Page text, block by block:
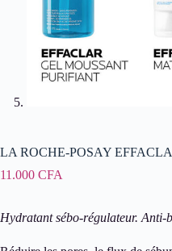
LA ROCHE-POSAY
11.000 CFA
Hydratant sébo-régulateur.